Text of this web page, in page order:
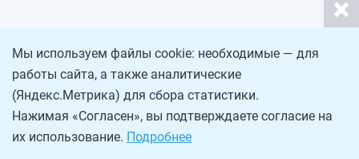
Мы используем файлы cookie: необходимые — для
работы сайта, а также аналитические
(Яндекс.Метрика) для сбора статистики.
Нажимая «Согласен», вы подтверждаете согласие на
их использование. Подробнее